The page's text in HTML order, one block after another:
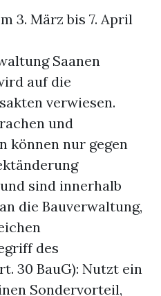
3. März bis 7. April
Saanen
auf die
verwiesen.
und
können nur gegen
sind innerhalb
die Bauverwaltung,
des
30 BauG): Nutzt ein
Sondervorteil,